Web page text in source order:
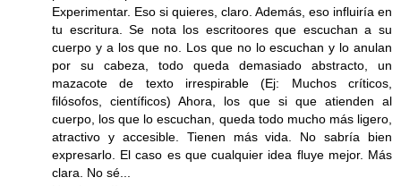
Experimentar. Eso si quieres, claro. Además, eso influiría en
tu escritura. Se nota los escritoores que escuchan a su
cuerpo y a los que no. Los que no lo escuchan y lo anulan
por su cabeza, todo queda demasiado abstracto, un
mazacote de texto irrespirable (Ej: Muchos críticos,
filósofos, científicos) Ahora, los que si que atienden al
cuerpo, los que lo escuchan, queda todo mucho más ligero,
atractivo y accesible. Tienen más vida. No sabría bien
expresarlo. El caso es que cualquier idea fluye mejor. Más
clara. No sé...